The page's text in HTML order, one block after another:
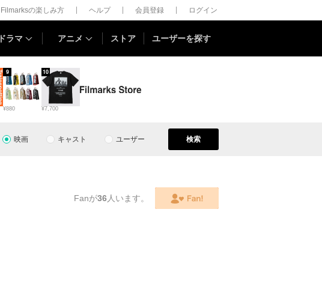
Filmarksの楽しみ方 ヘルプ 会員登録 ログイン
ドラマ アニメ ストア ユーザーを探す
¥880
9
¥7,700
10
映画 キャスト ユーザー 検索
Fanが36人います。